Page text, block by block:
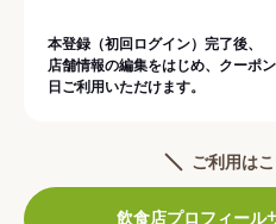
本登録（初回ログイン）完了後、
店舗情報の編集をはじめ、クーポ
日ご利用いただけます。
ご利用は
飲食店プロフィール